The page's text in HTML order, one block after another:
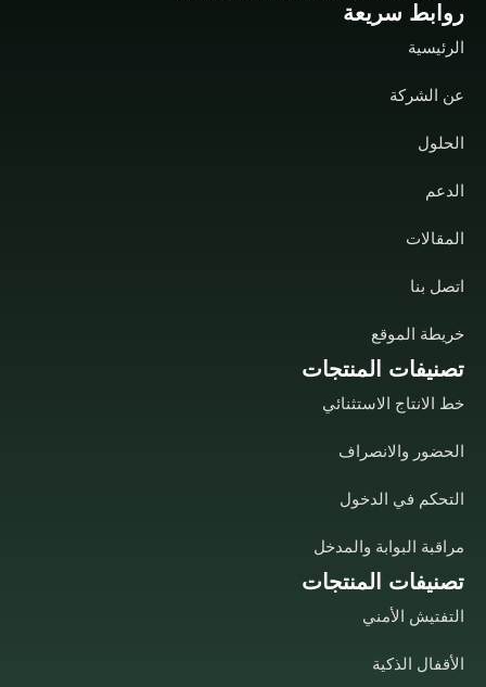
تصنيفات المنتجات
التفتيش الأمني
الأقفال الذكية
تصنيفات المنتجات
خط الانتاج الاستثنائي
الحضور والانصراف
التحكم في الدخول
مراقبة البوابة والمدخل
روابط سريعة
الرئيسية
عن الشركة
الحلول
الدعم
المقالات
اتصل بنا
خريطة الموقع